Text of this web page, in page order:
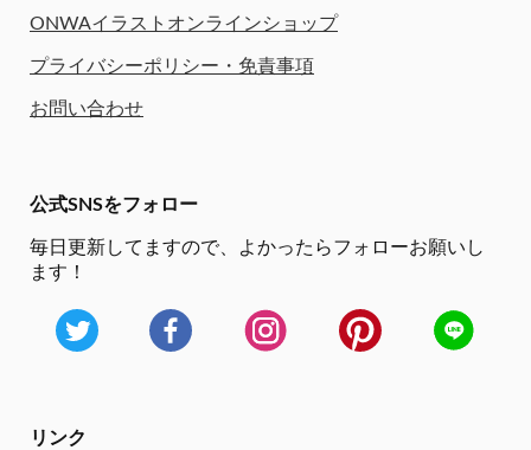
ONWAイラストオンラインショップ
プライバシーポリシー・免責事項
お問い合わせ
公式SNSをフォロー
毎日更新してますので、
よかったらフォローお願いし
ます！
リンク